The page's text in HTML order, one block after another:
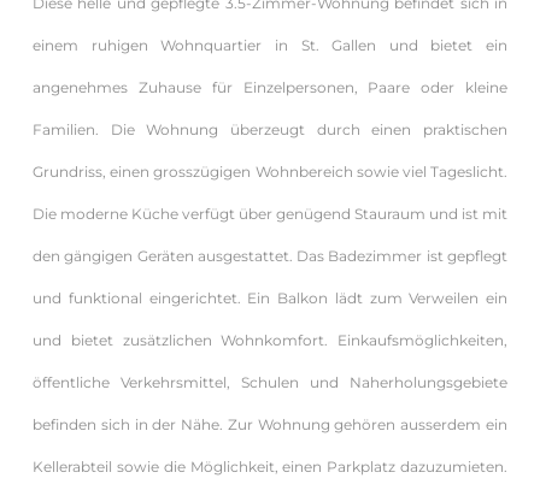
einem ruhigen Wohnquartier in St. Gallen und bietet ein
angenehmes Zuhause für Einzelpersonen, Paare oder kleine
Familien. Die Wohnung überzeugt durch einen praktischen
Grundriss, einen grosszügigen Wohnbereich sowie viel Tageslicht.
Die moderne Küche verfügt über genügend Stauraum und ist mit
den gängigen Geräten ausgestattet. Das Badezimmer ist gepflegt
und funktional eingerichtet. Ein Balkon lädt zum Verweilen ein
und bietet zusätzlichen Wohnkomfort. Einkaufsmöglichkeiten,
öffentliche Verkehrsmittel, Schulen und Naherholungsgebiete
befinden sich in der Nähe. Zur Wohnung gehören ausserdem ein
Kellerabteil sowie die Möglichkeit, einen Parkplatz dazuzumieten.